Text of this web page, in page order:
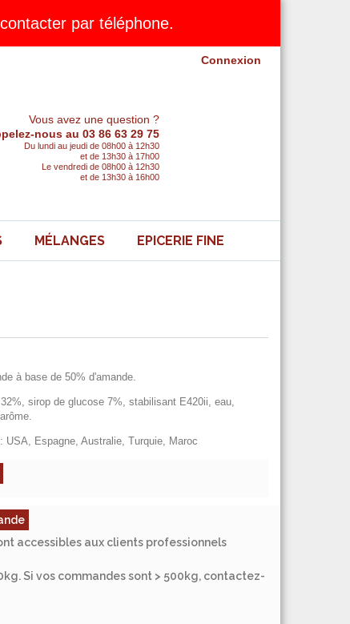
par téléphone.
Connexion
Vous avez une question ?
nous au 03 86 63 29 75
Du lundi au jeudi de 08h00 à 12h30
et de 13h30 à 17h00
Le vendredi de 08h00 à 12h30
et de 13h30 à 16h00
MÉLANGES EPICERIE FINE
à base de 50% d'amande.
sirop de glucose 7%, stabilisant E420ii, eau,
USA, Espagne, Australie, Turquie, Maroc
accessibles aux clients professionnels
Si vos commandes sont > 500kg, contactez-